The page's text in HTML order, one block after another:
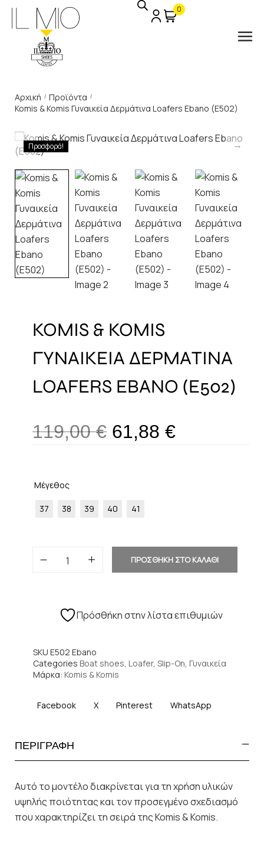
0
Αρχική / Προϊόντα /
Komis & Komis Γυναικεία Δερμάτινα Loafers Ebano (E502)
Προσφορά!
KOMIS & KOMIS
ΓΥΝΑΙΚΕΙΑ ΔΕΡΜΑΤΙΝΑ
LOAFERS EBANO (E502)
119,00€ 61,88 €
Μέγεθος
37 38 39 40 41
ΠΡΟΣΘΗΚΗ ΣΤΟ ΚΑΛΑΘΙ
Πρόσθήκη στην λίστα επιθυμιών
SKU E502 Ebano
Categories Boat shoes, Loafer, Slip-On, Γυναικεία
Μάρκα: Komis & Komis
Facebook X Pinterest WhatsApp
ΠΕΡΙΓΡΑΦΗ
Αυτό το μοντέλο διακρίνεται για τη χρήση υλικών
υψηλής ποιότητας και τον προσεγμένο σχεδιασμό
που χαρακτηρίζει τη σειρά της Komis & Komis.